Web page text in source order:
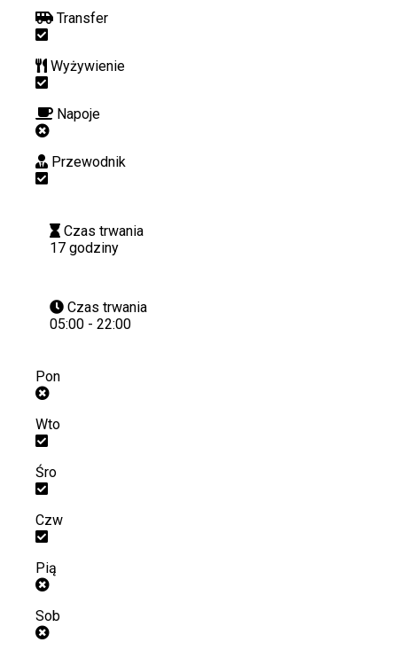
Transfer
Wyżywienie
Napoje
Przewodnik
Czas trwania
17 godziny
Czas trwania
05:00 - 22:00
Pon
Wto
Śro
Czw
Pią
Sob